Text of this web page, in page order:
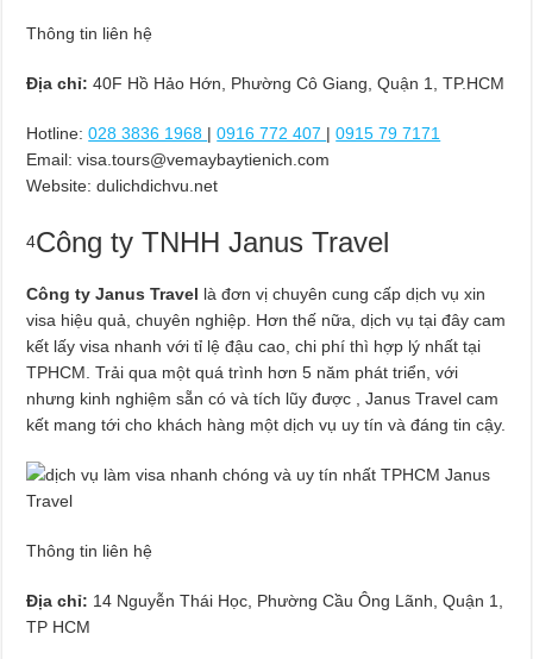
Thông tin liên hệ
Địa chỉ: 40F Hồ Hảo Hớn, Phường Cô Giang, Quận 1, TP.HCM
Hotline: 028 3836 1968 |0916 772 407 |0915 79 7171
Email: visa.tours@vemaybaytienich.com
Website: dulichdichvu.net
4Công ty TNHH Janus Travel
Công ty Janus Travel là đơn vị chuyên cung cấp dịch vụ xin
visa hiệu quả, chuyên nghiệp. Hơn thế nữa, dịch vụ tại đây cam
kết lấy visa nhanh với tỉ lệ đậu cao, chi phí thì hợp lý nhất tại
TPHCM. Trải qua một quá trình hơn 5 năm phát triển, với
nhưng kinh nghiệm sẵn có và tích lũy được , Janus Travel cam
kết mang tới cho khách hàng một dịch vụ uy tín và đáng tin cậy.
Thông tin liên hệ
Địa chỉ: 14 Nguyễn Thái Học, Phường Cầu Ông Lãnh, Quận 1,
TP HCM